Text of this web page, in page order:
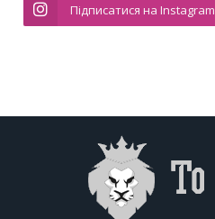
Підписатися на Instagram